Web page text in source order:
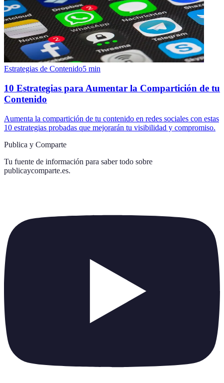
Estrategias de Contenido5 min
10 Estrategias para Aumentar la Compartición de tu
Contenido
Aumenta la compartición de tu contenido en redes sociales con estas
10 estrategias probadas que mejorarán tu visibilidad y compromiso.
Publica y Comparte
Tu fuente de información para saber todo sobre
publicaycomparte.es.